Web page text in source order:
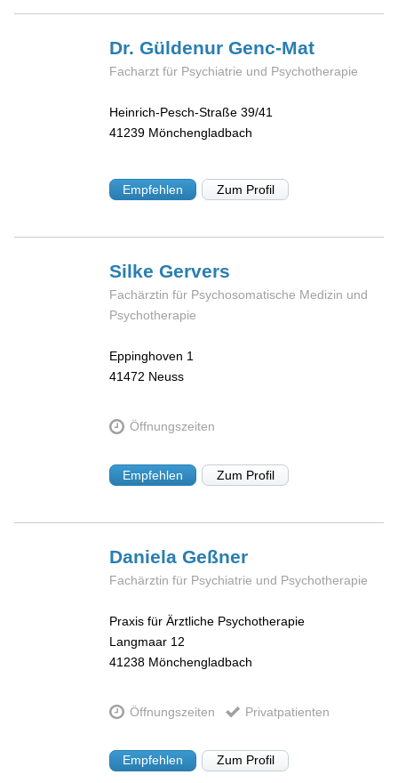
Dr. GüldenurGenc-Mat
Facharzt für Psychiatrie und Psychotherapie
Heinrich-Pesch-Straße 39/41
41239 Mönchengladbach
Empfehlen Zum Profil
SilkeGervers
Fachärztin für Psychosomatische Medizin und
Psychotherapie
Eppinghoven 1
41472 Neuss
Öffnungszeiten
Empfehlen Zum Profil
DanielaGeßner
Fachärztin für Psychiatrie und Psychotherapie
Praxis für Ärztliche Psychotherapie
Langmaar 12
41238 Mönchengladbach
Öffnungszeiten Privatpatienten
Empfehlen Zum Profil